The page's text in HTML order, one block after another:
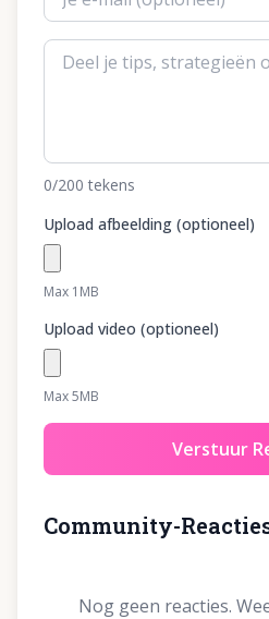
0/200 tekens
Upload afbeelding (optioneel)
Max 1MB
Upload video (optioneel)
Max 5MB
Verstuur
Community-
Nog geen reacties.